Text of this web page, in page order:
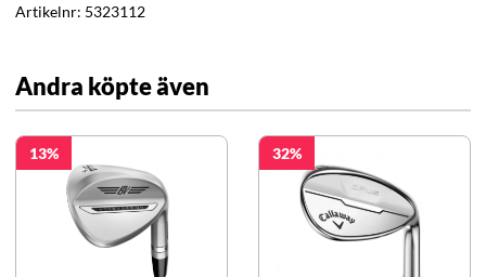
Artikelnr: 5323112
Andra köpte även
13 32